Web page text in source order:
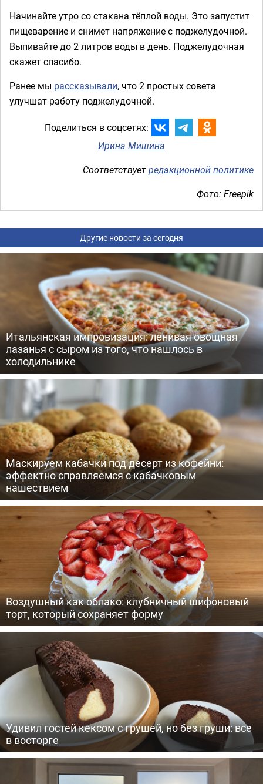
Начинайте утро со стакана тёплой воды. Это запустит
пищеварение и снимет напряжение с поджелудочной.
Выпивайте до 2 литров воды в день. Поджелудочная
скажет спасибо.
Ранее мы рассказывали, что 2 простых совета
улучшат работу поджелудочной.
Поделиться в соцсетях:
Ирина Мишина
Соответствуетредакционной политике
Фото: Freepik
Другие новости за сегодня
Итальянская импровизация: ленивая овощная
лазанья с сыром из того, что нашлось в
холодильнике
Маскируем кабачки под десерт из кофейни:
эффектно справляемся с кабачковым
нашествием
Воздушный как облако: клубничный шифоновый
торт, который сохраняет форму
Удивил гостей кексом с грушей, но без груши: все
в восторге